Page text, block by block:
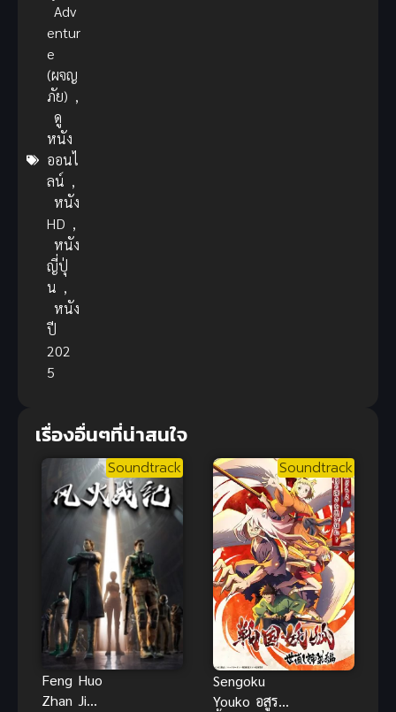
Adv
entur
e
(ผจญ
ภัย) ,
ดู
หนัง
ออนไ
ลน์ ,
หนัง
HD ,
หนัง
ญี่ปุ่
น ,
หนัง
ปี
202
5
เรื่องอื่นๆที่น่าสนใจ
Soundtrack
Feng Huo
Zhan Ji
Soundtrack
Sengoku
Youko อสูร